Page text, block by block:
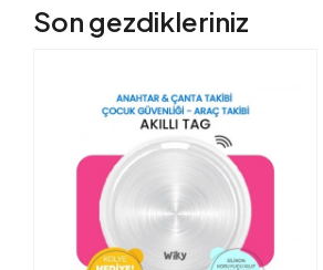
Son gezdikleriniz